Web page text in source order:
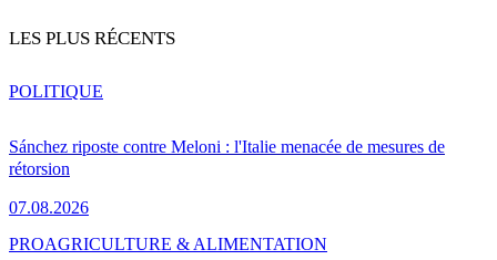
LES PLUS RÉCENTS
Sánchez riposte contre Meloni : l'Italie menacée de mesures de
rétorsion
07.08.2026
POLITIQUE
PROAGRICULTURE & ALIMENTATION